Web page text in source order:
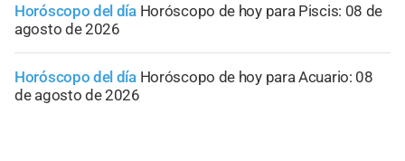
Horóscopo del día Horóscopo de hoy para Piscis: 08 de
agosto de 2026
Horóscopo del día Horóscopo de hoy para Acuario: 08
de agosto de 2026